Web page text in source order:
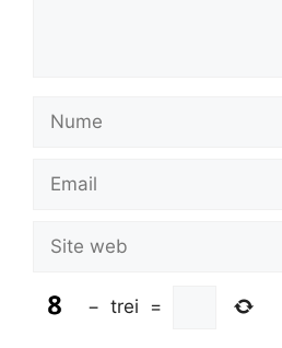
Nume
Email
Site
web
− trei =